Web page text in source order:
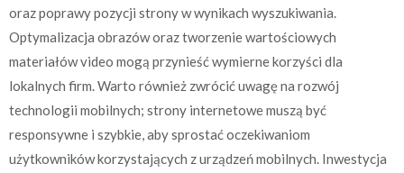
oraz poprawy pozycji strony w wynikach wyszukiwania.
Optymalizacja obrazów oraz tworzenie wartościowych
materiałów video mogą przynieść wymierne korzyści dla
lokalnych firm. Warto również zwrócić uwagę na rozwój
technologii mobilnych; strony internetowe muszą być
responsywne i szybkie, aby sprostać oczekiwaniom
użytkowników korzystających z urządzeń mobilnych. Inwestycja